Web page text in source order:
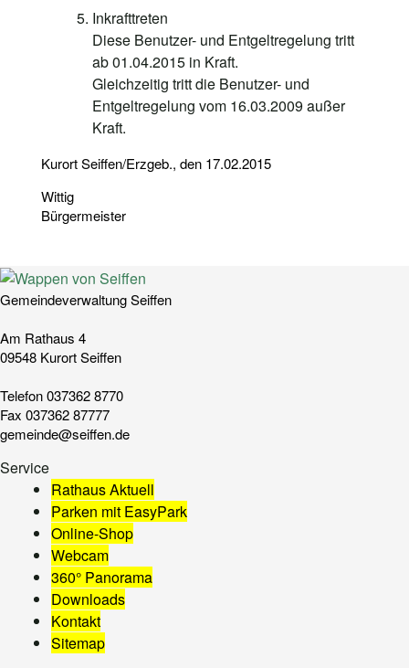
Inkrafttreten
Diese Benutzer- und Entgeltregelung tritt
ab 01.04.2015 in Kraft.
Gleichzeitig tritt die Benutzer- und
Entgeltregelung vom 16.03.2009 außer
Kraft.
Kurort Seiffen/Erzgeb., den 17.02.2015
Wittig
Bürgermeister
Gemeindeverwaltung Seiffen
Am Rathaus 4
09548 Kurort Seiffen
Telefon 037362 8770
Fax 037362 87777
gemeinde@seiffen.de
Service
Rathaus Aktuell
Parken mit EasyPark
Online-Shop
Webcam
360° Panorama-
Downloads
Kontakt
Sitemap